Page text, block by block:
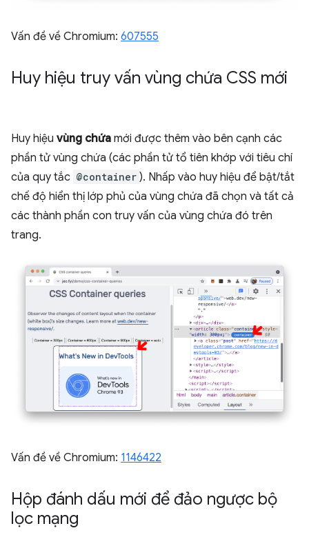
Vấn đề về Chromium: 607555
Huy hiệu truy vấn vùng chứa CSS mới
Huy hiệu vùng chứa mới được thêm vào bên cạnh các
phần tử vùng chứa (các phần tử tổ tiên khớp với tiêu chí
của quy tắc @container ). Nhấp vào huy hiệu để bật/tắt
chế độ hiển thị lớp phủ của vùng chứa đã chọn và tất cả
các thành phần con truy vấn của vùng chứa đó trên
trang.
Vấn đề về Chromium: 1146422
Hộp đánh dấu mới để đảo ngược bộ
lọc mạng